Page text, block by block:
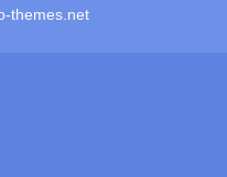
themes.net